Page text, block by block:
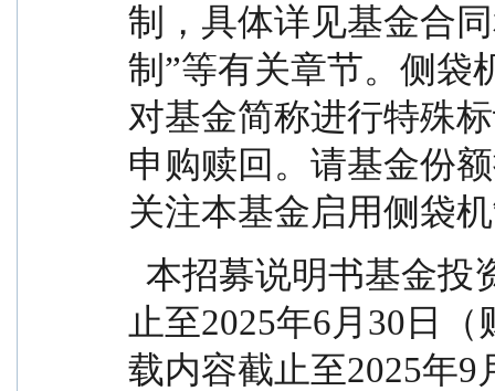
制，具体详见基金合
制”等有关章节。侧袋
对基金简称进行特殊
申购赎回。请基金份
关注本基金启用侧袋
止至2025年6月30日
载内容截止至2025年9